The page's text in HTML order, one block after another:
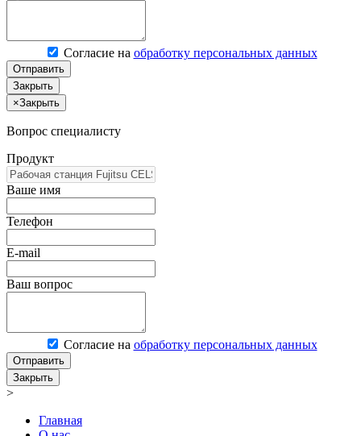
Согласие на обработку персональных данных
Отправить
Закрыть
×Закрыть
Вопрос специалисту
Продукт
Ваше имя
Телефон
E-mail
Ваш вопрос
Согласие на обработку персональных данных
Отправить
Закрыть
>
Главная